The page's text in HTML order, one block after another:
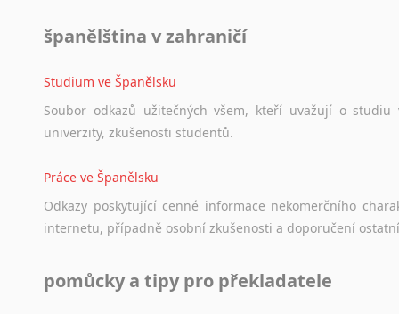
Makedonština
Malgaština
Malinština
Maltština
Megrelština
Moldavština
Mongolština
Nizozemština
španělština v zahraničí
Studium ve Španělsku
Soubor odkazů užitečných všem, kteří uvažují o studiu
univerzity, zkušenosti studentů.
Práce ve Španělsku
Odkazy poskytující cenné informace nekomerčního
internetu, případně osobní zkušenosti a doporučení
pomůcky a tipy pro překladatele